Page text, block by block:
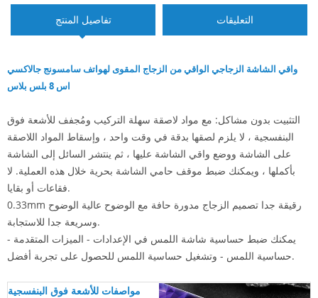
تفاصيل المنتج التعليقات
واقي الشاشة الزجاجي الواقي من الزجاج المقوى لهواتف سامسونج جالاكسي
اس 8 بلس بلاس
التثبيت بدون مشاكل: مع مواد لاصقة سهلة التركيب ومُجفف للأشعة فوق
البنفسجية ، لا يلزم لصقها بدقة في وقت واحد ، وإسقاط المواد اللاصقة
على الشاشة ووضع واقي الشاشة عليها ، ثم ينتشر السائل إلى الشاشة
بأكملها ، ويمكنك ضبط موقف حامي الشاشة بحرية خلال هذه العملية. لا
فقاعات أو بقايا.
0.33mm رقيقة جدا تصميم الزجاج مدورة حافة مع الوضوح عالية الوضوح
وسريعة جدا للاستجابة.
يمكنك ضبط حساسية شاشة اللمس في الإعدادات - الميزات المتقدمة -
حساسية اللمس - وتشغيل حساسية اللمس للحصول على تجربة أفضل.
مواصفات للأشعة فوق البنفسجية